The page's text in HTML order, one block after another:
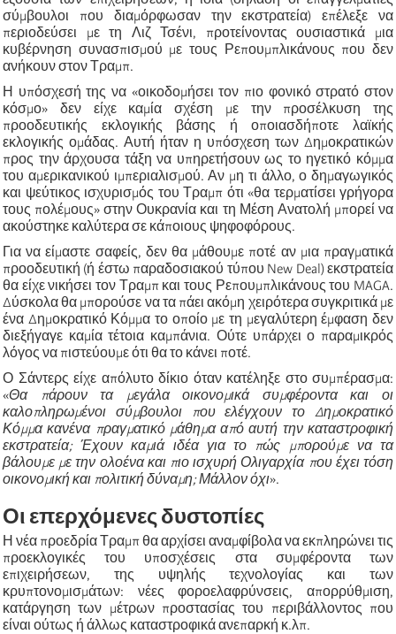
σύμβουλοι που διαμόρφωσαν την εκστρατεία) επέλεξε να
περιοδεύσει με τη Λιζ Τσένι, προτείνοντας ουσιαστικά μια
κυβέρνηση συνασπισμού με τους Ρεπουμπλικάνους που δεν
ανήκουν στον Τραμπ.
Η υπόσχεσή της να «οικοδομήσει τον πιο φονικό στρατό στον
κόσμο» δεν είχε καμία σχέση με την προσέλκυση της
προοδευτικής εκλογικής βάσης ή οποιασδήποτε λαϊκής
εκλογικής ομάδας. Αυτή ήταν η υπόσχεση των Δημοκρατικών
προς την άρχουσα τάξη να υπηρετήσουν ως το ηγετικό κόμμα
του αμερικανικού ιμπεριαλισμού. Αν μη τι άλλο, ο δημαγωγικός
και ψεύτικος ισχυρισμός του Τραμπ ότι «θα τερματίσει γρήγορα
τους πολέμους» στην Ουκρανία και τη Μέση Ανατολή μπορεί να
ακούστηκε καλύτερα σε κάποιους ψηφοφόρους.
Για να είμαστε σαφείς, δεν θα μάθουμε ποτέ αν μια πραγματικά
προοδευτική (ή έστω παραδοσιακού τύπου New Deal) εκστρατεία
θα είχε νικήσει τον Τραμπ και τους Ρεπουμπλικάνους του MAGA.
Δύσκολα θα μπορούσε να τα πάει ακόμη χειρότερα συγκριτικά με
ένα Δημοκρατικό Κόμμα το οποίο με τη μεγαλύτερη έμφαση δεν
διεξήγαγε καμία τέτοια καμπάνια. Ούτε υπάρχει ο παραμικρός
λόγος να πιστεύουμε ότι θα το κάνει ποτέ.
Ο Σάντερς είχε απόλυτο δίκιο όταν κατέληξε στο συμπέρασμα:
«Θα πάρουν τα μεγάλα οικονομικά συμφέροντα και οι
καλοπληρωμένοι σύμβουλοι που ελέγχουν το Δημοκρατικό
Κόμμα κανένα πραγματικό μάθημα από αυτή την καταστροφική
εκστρατεία; Έχουν καμιά ιδέα για το πώς μπορούμε να τα
βάλουμε με την ολοένα και πιο ισχυρή Ολιγαρχία που έχει τόση
οικονομική και πολιτική δύναμη; Μάλλον όχι».
Οι επερχόμενες δυστοπίες
Η νέα προεδρία Τραμπ θα αρχίσει αναμφίβολα να εκπληρώνει τις
προεκλογικές του υποσχέσεις στα συμφέροντα των
επιχειρήσεων, της υψηλής τεχνολογίας και των
κρυπτονομισμάτων: νέες φοροελαφρύνσεις, απορρύθμιση,
κατάργηση των μέτρων προστασίας του περιβάλλοντος που
είναι ούτως ή άλλως καταστροφικά ανεπαρκή κ.λπ.